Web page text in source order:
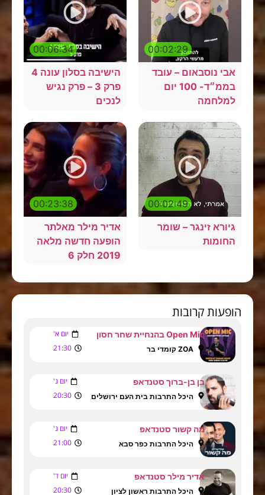
00:02:29
אבי נוסבאום – עובד
בממ״ד- 100 יום
למלחמה
00:06:34
הישיבה בסלון עונה 4
פרק 3 – פרק נגיש
לנכים
00:02:49
גיורא זינגר – שומר
החומות
00:23:38
אדיר מילר מאלתר
הופעה חדשה מלאה
2019 חלק 6
הופעות קרובות
Open Mic בהנחיית שחר חסון יום א'
ZOA קומדי בר 21:30
בן בן-ברוך סטנדאפ יום ג'
היכל התרבות בית העם ירושלים 20:30
מה קשור סטנדאפ יום ג'
היכל התרבות כפר סבא 21:00
אדיר מילר סטנדאפ יום ד'
היכל התרבות ראשון לציון 20:30